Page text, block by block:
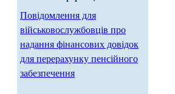
Повідомлення для
військовослужбовців про
надання фінансових довідок
для перерахунку пенсійного
забезпечення